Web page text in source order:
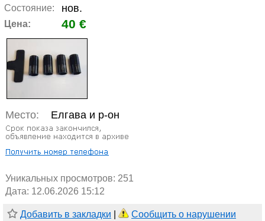
Состояние: нов.
Цена: 40 €
Место: Елгава и р-он
Уникальных просмотров: 251
Дата: 12.06.2026 15:12
Добавить в закладки Сообщить о нарушении